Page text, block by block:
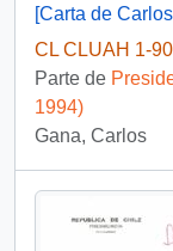
CL CLUAH 1-
Parte de
1994)
Gana, Carlos